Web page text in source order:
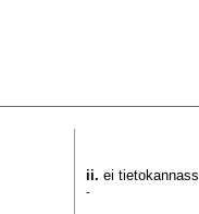
ii. ei
-